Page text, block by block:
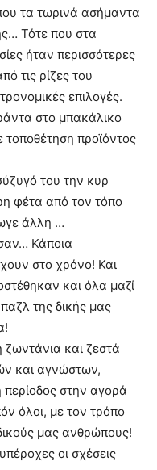
τα τωρινά ασήμαντα
Τότε που στα
ήταν περισσότερες
τις ρίζες του
επιλογές.
στο μπακάλικο
προϊόντος
του την κυρ
φέτα από τον τόπο
άλλη …
Κάποια
στο χρόνο! Και
και όλα μαζί
της δικής μας
ζωντάνια και ζεστά
και αγνώστων,
περίοδος στην αγορά
όλοι, με τον τρόπο
μας ανθρώπους!
οι σχέσεις